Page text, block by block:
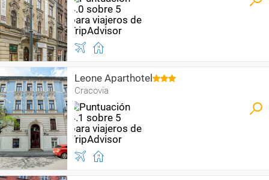
Leone Aparthotel
Cracovia